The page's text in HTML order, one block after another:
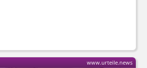
www.urteile.news